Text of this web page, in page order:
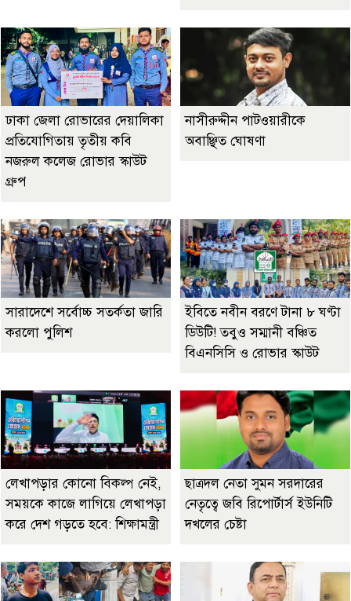
ঢাকা জেলা রোভারের দেয়ালিকা
প্রতিযোগিতায় তৃতীয় কবি
নজরুল কলেজ রোভার স্কাউট
গ্রুপ
নাসীরুদ্দীন পাটওয়ারীকে
অবাঞ্ছিত ঘোষণা
সারাদেশে সর্বোচ্চ সতর্কতা জারি
করলো পুলিশ
ইবিতে নবীন বরণে টানা ৮ ঘণ্টা
ডিউটি! তবুও সম্মানী বঞ্চিত
বিএনসিসি ও রোভার স্কাউট
লেখাপড়ার কোনো বিকল্প নেই,
সময়কে কাজে লাগিয়ে লেখাপড়া
করে দেশ গড়তে হবে: শিক্ষামন্ত্রী
ছাত্রদল নেতা সুমন সরদারের
নেতৃত্বে জবি রিপোর্টার্স ইউনিটি
দখলের চেষ্টা